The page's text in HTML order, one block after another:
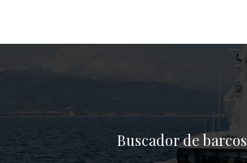
Buscador de barcos